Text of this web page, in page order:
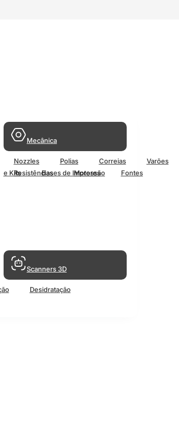
Resistências Motores
Fontes
Mecânica
Nozzles Polias Correias
Varões
e Kits
Bases de Impressão
Desidratação
Scanners 3D